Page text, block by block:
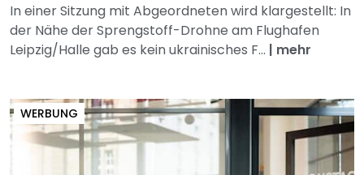
In einer Sitzung mit Abgeordneten wird klargestellt: In
der Nähe der Sprengstoff-Drohne am Flughafen
Leipzig/Halle gab es kein ukrainisches F... | mehr
WERBUNG